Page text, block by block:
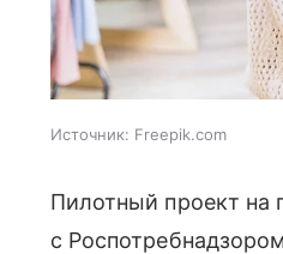
Источник: Freepik.com
Пилотный проект на
с